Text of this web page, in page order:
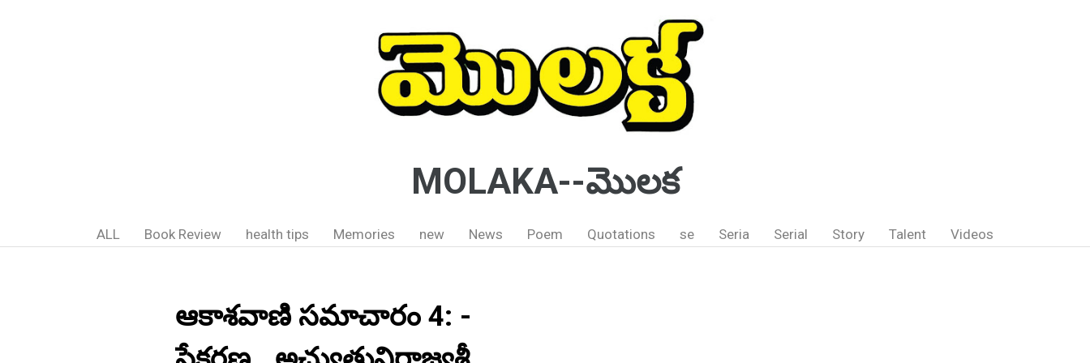
MOLAKA--మొలక
ALL Book Review health tips Memories new News Poem Quotations se Seria Serial Story Talent Videos
ఆకాశవాణి సమాచారం 4: -